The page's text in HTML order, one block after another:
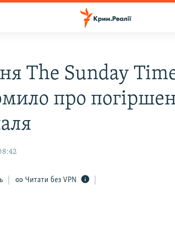
The Sunday
про
Читати без VPN